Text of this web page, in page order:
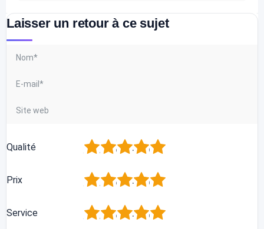
Laisser un retour à ce sujet
Qualité 5
4
3
2
Prix 5
4
3
2
Service 5
4
3
2